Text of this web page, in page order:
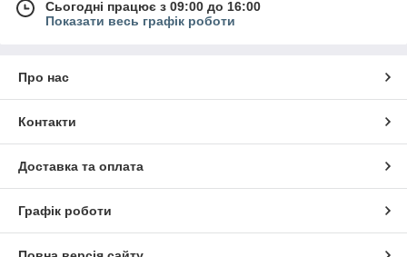
Сьогодні працює з 09:00 до 16:00
Показати весь графік роботи
Про нас
Контакти
Доставка та оплата
Графік роботи